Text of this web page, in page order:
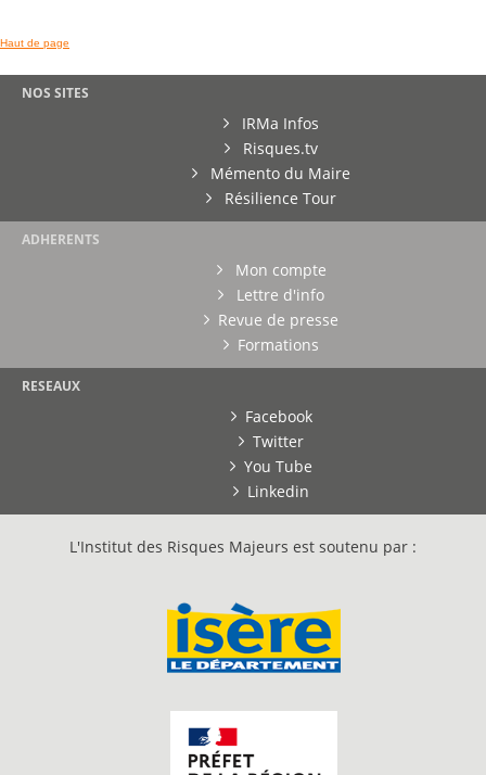
Haut de page
NOS SITES
IRMa Infos
Risques.tv
Mémento du Maire
Résilience Tour
ADHERENTS
Mon compte
Lettre d'info
Revue de presse
Formations
RESEAUX
Facebook
Twitter
You Tube
Linkedin
L'Institut des Risques Majeurs est soutenu par :